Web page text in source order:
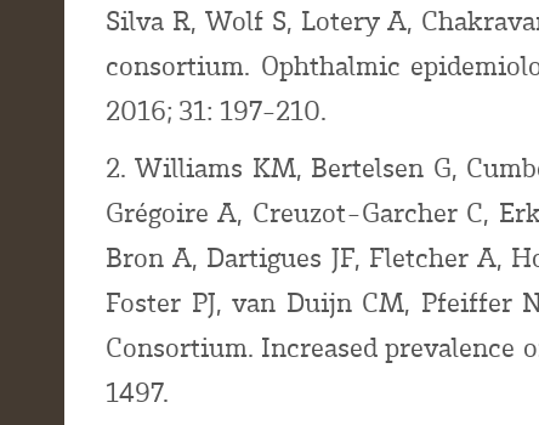
Silva R, Wolf S, Lotery A,
consortium. Ophthalmic
2016; 31: 197-210.
2. Williams KM, Bertelsen G,
Grégoire A, Creuzot-Garcher C,
Bron A, Dartigues JF, Fletcher A,
Foster PJ, van Duijn CM, Pfeiffer
Consortium. Increased prevalence
1497.